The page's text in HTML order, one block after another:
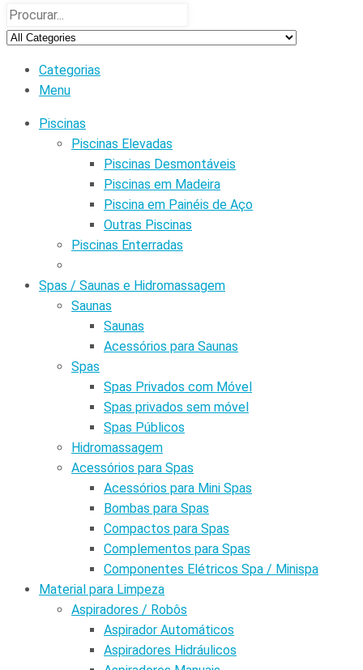
Categorias
Menu
Piscinas
Piscinas Elevadas
Piscinas Desmontáveis
Piscinas em Madeira
Piscina em Painéis de Aço
Outras Piscinas
Piscinas Enterradas
Spas / Saunas e Hidromassagem
Saunas
Saunas
Acessórios para Saunas
Spas
Spas Privados com Móvel
Spas privados sem móvel
Spas Públicos
Hidromassagem
Acessórios para Spas
Acessórios para Mini Spas
Bombas para Spas
Compactos para Spas
Complementos para Spas
Componentes Elétricos Spa / Minispa
Material para Limpeza
Aspiradores / Robôs
Aspirador Automáticos
Aspiradores Hidráulicos